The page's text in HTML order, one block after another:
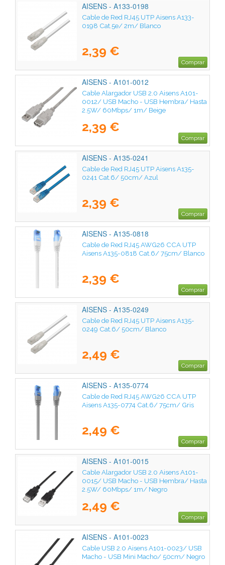
AISENS - A133-0198
Cable de Red RJ45 UTP Aisens A133-
0198 Cat.5e/ 2m/ Blanco
2,39 €
Comprar
AISENS - A101-0012
Cable Alargador USB 2.0 Aisens A101-
0012/ USB Macho - USB Hembra/ Hasta
2.5W/ 60Mbps/ 1m/ Beige
2,39 €
Comprar
AISENS - A135-0241
Cable de Red RJ45 UTP Aisens A135-
0241 Cat.6/ 50cm/ Azul
2,39 €
Comprar
AISENS - A135-0818
Cable de Red RJ45 AWG26 CCA UTP
Aisens A135-0818 Cat.6/ 75cm/ Blanco
2,39 €
Comprar
AISENS - A135-0249
Cable de Red RJ45 UTP Aisens A135-
0249 Cat.6/ 50cm/ Blanco
2,49 €
Comprar
AISENS - A135-0774
Cable de Red RJ45 AWG26 CCA UTP
Aisens A135-0774 Cat.6/ 75cm/ Gris
2,49 €
Comprar
AISENS - A101-0015
Cable Alargador USB 2.0 Aisens A101-
0015/ USB Macho - USB Hembra/ Hasta
2.5W/ 60Mbps/ 1m/ Negro
2,49 €
Comprar
AISENS - A101-0023
Cable USB 2.0 Aisens A101-0023/ USB
Macho - USB Mini Macho/ 50cm/ Negro